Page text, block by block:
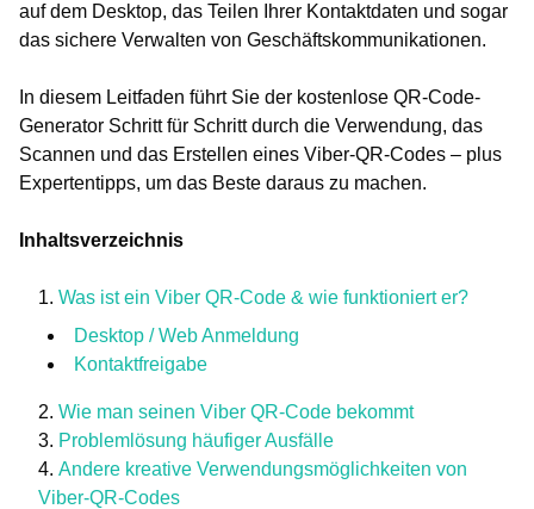
auf dem Desktop, das Teilen Ihrer Kontaktdaten und sogar
das sichere Verwalten von Geschäftskommunikationen.
In diesem Leitfaden führt Sie der kostenlose QR-Code-
Generator Schritt für Schritt durch die Verwendung, das
Scannen und das Erstellen eines Viber-QR-Codes – plus
Expertentipps, um das Beste daraus zu machen.
Inhaltsverzeichnis
Was ist ein Viber QR-Code & wie funktioniert er?
Desktop / Web Anmeldung
Kontaktfreigabe
Wie man seinen Viber QR-Code bekommt
Problemlösung häufiger Ausfälle
Andere kreative Verwendungsmöglichkeiten von
Viber-QR-Codes